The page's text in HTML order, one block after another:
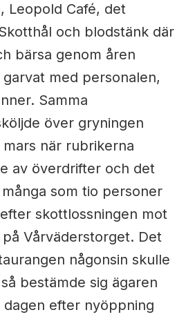
Leopold Café, det
och blodstänk där
bärsa genom åren
med personalen,
Samma
över gryningen
när rubrikerna
av överdrifter och det
som tio personer
skottlossningen mot
Vårväderstorget. Det
någonsin skulle
bestämde sig ägaren
efter nyöppning